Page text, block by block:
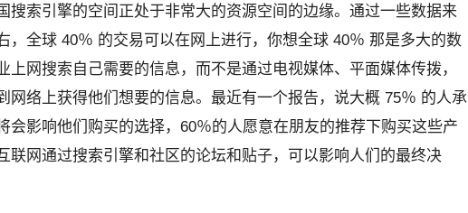
搜索引擎的空间正处于非常大的资源空间的边缘。通过一些数据来
，全球 40％ 的交易可以在网上进行，你想全球 40％ 那是多大的数
上网搜索自己需要的信息，而不是通过电视媒体、平面媒体传拨，
网络上获得他们想要的信息。最近有一个报告，说大概 75％ 的人承
会影响他们购买的选择，60％的人愿意在朋友的推荐下购买这些产
联网通过搜索引擎和社区的论坛和贴子，可以影响人们的最终决